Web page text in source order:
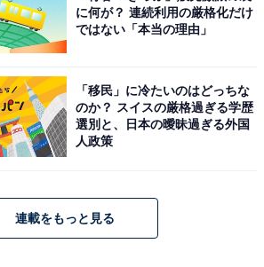
に何が？ 連続利用の厳格化だけ
ではない「本当の理由」
「移民」に冷たいのはどっちな
のか？ スイスの厳格過ぎる学歴
選別と、日本の曖昧過ぎる外国
人政策
連載をもっと見る